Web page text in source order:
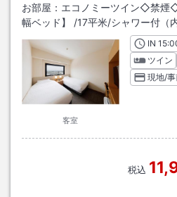
お部屋： エコノミーツイン◇禁煙
幅ベッド】
/17平米/シャワー付（
客室
INチ
ツイン
現地/
税込